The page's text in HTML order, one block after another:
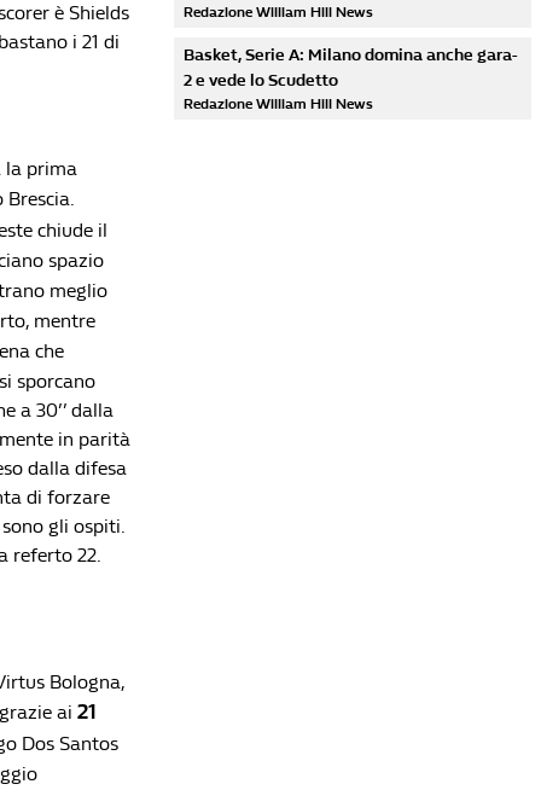
è Shields
i 21 di
la prima
Brescia.
chiude il
spazio
meglio
mentre
che
sporcano
a 30’’ dalla
in parità
dalla difesa
di forzare
gli ospiti.
referto 22.
Bologna,
ai 21
Dos Santos
Redazione William Hill News
Basket, Serie A: Milano domina anche gara-
2 e vede lo Scudetto
Redazione William Hill News